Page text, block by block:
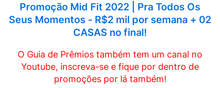
Promoção Mid Fit 2022 | Pra Todos Os
Seus Momentos - R$2 mil por semana + 02
CASAS no final!
O Guia de Prêmios também tem um canal no
Youtube, inscreva-se e fique por dentro de
promoções por lá também!